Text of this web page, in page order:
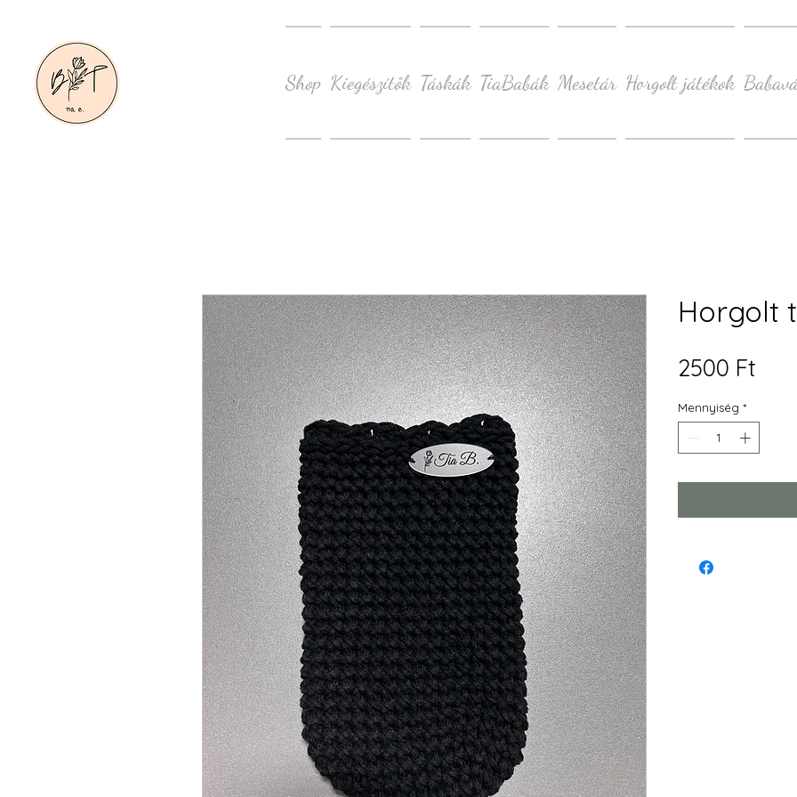
Shop Kiegészítők Táskák TiaBabák Mesetár Horgolt játékok
Horgolt
2500 Ft
Mennyiség *